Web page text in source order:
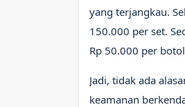
yang terjangkau.
150.000 per set.
Rp 50.000 per
Jadi, tidak ada
keamanan